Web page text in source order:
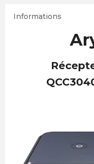
Informations